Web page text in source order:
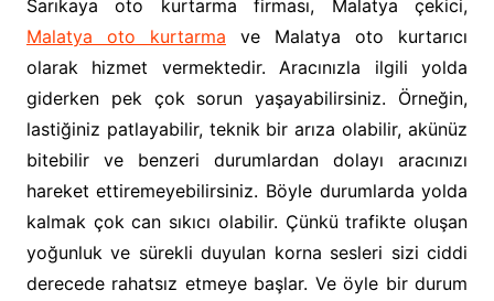
Sarıkaya oto kurtarma firması, Malatya çekici,
Malatya oto kurtarma ve Malatya oto kurtarıcı
olarak hizmet vermektedir. Aracınızla ilgili yolda
giderken pek çok sorun yaşayabilirsiniz. Örneğin,
lastiğiniz patlayabilir, teknik bir arıza olabilir, akünüz
bitebilir ve benzeri durumlardan dolayı aracınızı
hareket ettiremeyebilirsiniz. Böyle durumlarda yolda
kalmak çok can sıkıcı olabilir. Çünkü trafikte oluşan
yoğunluk ve sürekli duyulan korna sesleri sizi ciddi
derecede rahatsız etmeye başlar. Ve öyle bir durum